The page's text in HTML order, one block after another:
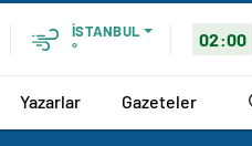
İSTANBUL
°
02:00
Yazarlar Gazeteler